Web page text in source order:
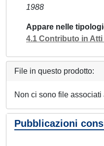
1988
Appare nelle
4.1 Contributo in
File in questo prodotto:
Non ci sono file associati
Pubblicazioni